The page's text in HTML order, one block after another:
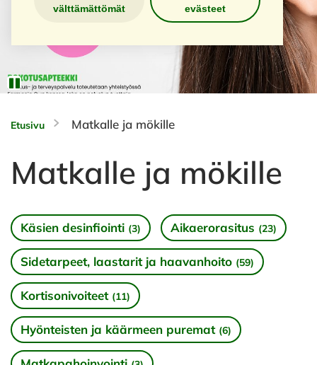
välttämättömät
evästeet
Etusivu Matkalle ja mökille
Matkalle ja mökille
Käsien desinfiointi (3) Aikaerorasitus (23)
Sidetarpeet, laastarit ja haavanhoito (59)
Kortisonivoiteet (11)
Hyönteisten ja käärmeen puremat (6)